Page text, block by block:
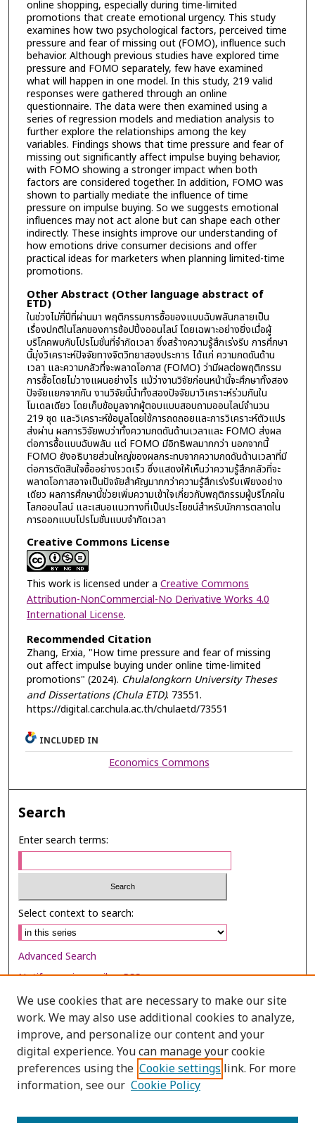
online shopping, especially during time-limited
promotions that create emotional urgency. This study
examines how two psychological factors, perceived time
pressure and fear of missing out (FOMO), influence such
behavior. Although previous studies have explored time
pressure and FOMO separately, few have examined
what will happen in one model. In this study, 219 valid
responses were gathered through an online
questionnaire. The data were then examined using a
series of regression models and mediation analysis to
further explore the relationships among the key
variables. Findings shows that time pressure and fear of
missing out significantly affect impulse buying behavior,
with FOMO showing a stronger impact when both
factors are considered together. In addition, FOMO was
shown to partially mediate the influence of time
pressure on impulse buying. So we suggests emotional
influences may not act alone but can shape each other
indirectly. These insights improve our understanding of
how emotions drive consumer decisions and offer
practical ideas for marketers when planning limited-time
promotions.
Other Abstract (Other language abstract of
ETD)
ในช่วงไม่กี่ปีที่ผ่านมา พฤติกรรมการซื้อของแบบฉับพลันกลายเป็น
เรื่องปกติในโลกของการช้อปปิ้งออนไลน์ โดยเฉพาะอย่างยิ่งเมื่อผู้
บริโภคพบกับโปรโมชั่นที่จำกัดเวลา ซึ่งสร้างความรู้สึกเร่งรีบ การศึกษา
นี้มุ่งวิเคราะห์ปัจจัยทางจิตวิทยาสองประการ ได้แก่ ความกดดันด้าน
เวลา และความกลัวที่จะพลาดโอกาส (FOMO) ว่ามีผลต่อพฤติกรรม
การซื้อโดยไม่วางแผนอย่างไร แม้ว่างานวิจัยก่อนหน้านี้จะศึกษาทั้งสอง
ปัจจัยแยกจากกัน งานวิจัยนี้นำทั้งสองปัจจัยมาวิเคราะห์ร่วมกันใน
โมเดลเดียว โดยเก็บข้อมูลจากผู้ตอบแบบสอบถามออนไลน์จำนวน
219 ชุด และวิเคราะห์ข้อมูลโดยใช้การถดถอยและการวิเคราะห์ตัวแปร
ส่งผ่าน ผลการวิจัยพบว่าทั้งความกดดันด้านเวลาและ FOMO ส่งผล
ต่อการซื้อแบบฉับพลัน แต่ FOMO มีอิทธิพลมากกว่า นอกจากนี้
FOMO ยังอธิบายส่วนใหญ่ของผลกระทบจากความกดดันด้านเวลาที่มี
ต่อการตัดสินใจซื้ออย่างรวดเร็ว ซึ่งแสดงให้เห็นว่าความรู้สึกกลัวที่จะ
พลาดโอกาสอาจเป็นปัจจัยสำคัญมากกว่าความรู้สึกเร่งรีบเพียงอย่าง
เดียว ผลการศึกษานี้ช่วยเพิ่มความเข้าใจเกี่ยวกับพฤติกรรมผู้บริโภคใน
โลกออนไลน์ และเสนอแนวทางที่เป็นประโยชน์สำหรับนักการตลาดใน
การออกแบบโปรโมชั่นแบบจำกัดเวลา
Creative Commons License
This work is licensed under a Creative Commons
Attribution-NonCommercial-No Derivative Works 4.0
International License.
Recommended Citation
Zhang, Erxia, "How time pressure and fear of missing
out affect impulse buying under online time-limited
promotions" (2024). Chulalongkorn University Theses
and Dissertations (Chula ETD). 73551.
https://digital.car.chula.ac.th/chulaetd/73551
INCLUDED IN
Economics Commons
Search
Enter search terms:
Select context to search:
Advanced Search
Notify me via email orRSS
Browse
Collections
Disciplines
Authors
We use cookies that are necessary to make our site
work. We may also use additional cookies to analyze,
improve, and personalize our content and your
digital experience. You can manage your cookie
preferences using the Cookie settings link. For more
information, see our Cookie Policy